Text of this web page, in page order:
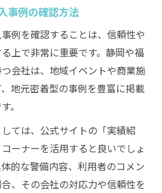
事例の確認方法
例を確認することは、信頼性や
上で非常に重要です。静岡や福
会社は、地域イベントや商業施
地元密着型の事例を豊富に掲載
。
ては、公式サイトの「実績紹
ーナーを活用すると良いでしょ
的な警備内容、利用者のコメン
、その会社の対応力や信頼性を